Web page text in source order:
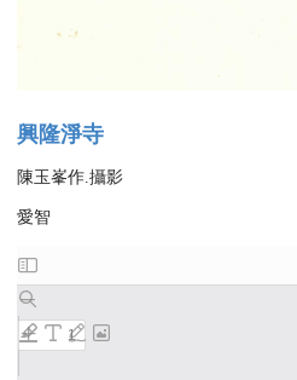
興隆淨寺
陳玉峯作.攝影
愛智